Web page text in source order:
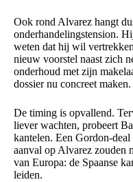
Ook rond Alvarez hangt
onderhandelingstension.
weten dat hij wil
nieuw voorstel naast zich
onderhoud met zijn
dossier nu concreet maken.
De timing is opvallend.
liever wachten, probeert
kantelen. Een Gordon-
aanval op Alvarez zouden
van Europa: de Spaanse
leiden.